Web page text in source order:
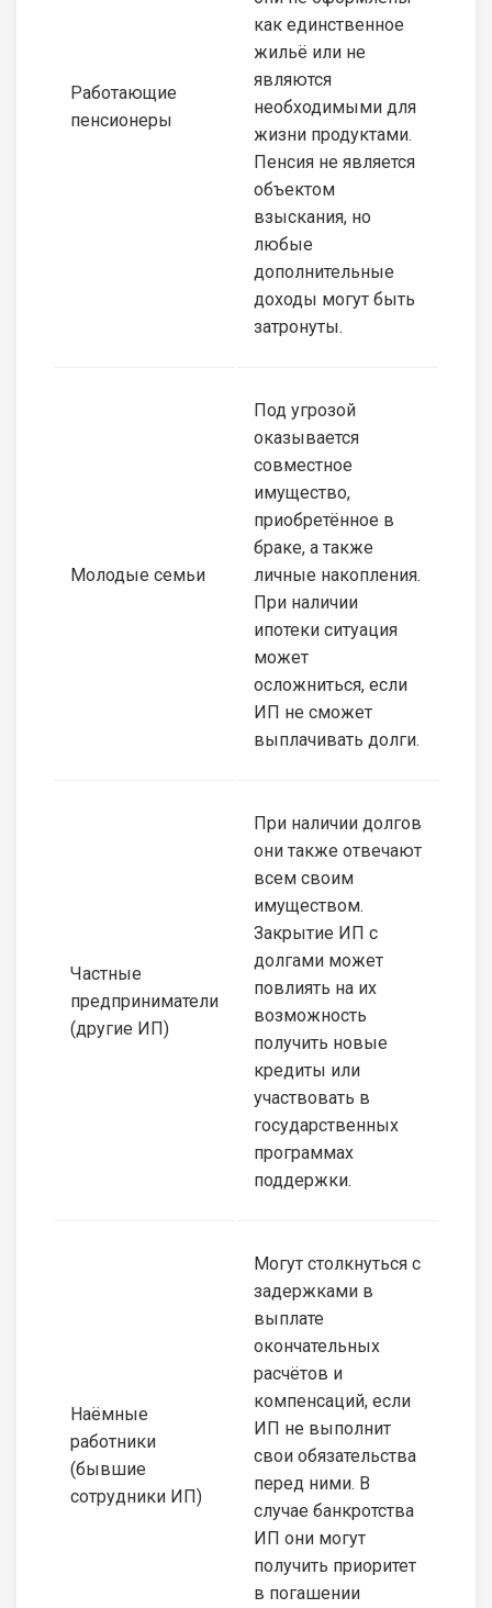
Работающие
пенсионеры
как единственное
жильё или не
являются
необходимыми для
жизни продуктами.
Пенсия не является
объектом
взыскания, но
любые
дополнительные
доходы могут быть
затронуты.
Молодые семьи
Под угрозой
оказывается
совместное
имущество,
приобретённое в
браке, а также
личные накопления.
При наличии
ипотеки ситуация
может
осложниться, если
ИП не сможет
выплачивать долги.
Частные
предприниматели
(другие ИП)
При наличии долгов
они также отвечают
всем своим
имуществом.
Закрытие ИП с
долгами может
повлиять на их
возможность
получить новые
кредиты или
участвовать в
государственных
программах
поддержки.
Наёмные
работники
(бывшие
сотрудники ИП)
Могут столкнуться с
задержками в
выплате
окончательных
расчётов и
компенсаций, если
ИП не выполнит
свои обязательства
перед ними. В
случае банкротства
ИП они могут
получить приоритет
в погашении